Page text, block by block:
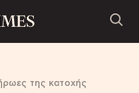
της κατοχής